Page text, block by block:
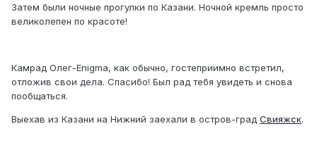
Затем были ночные прогулки по Казани. Ночной кремль просто
великолепен по красоте!
Камрад Олег-Enigma, как обычно, гостеприимно встретил,
отложив свои дела. Спасибо! Был рад тебя увидеть и снова
пообщаться.
Выехав из Казани на Нижний заехали в остров-град Свияжск.